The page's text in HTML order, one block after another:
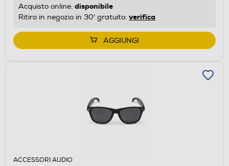
Acquisto online: disponibile
Ritiro in negozio in 30' gratuito: verifica
AGGIUNGI
ACCESSORI AUDIO